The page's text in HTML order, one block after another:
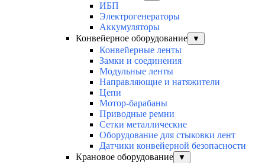
ИБП
Электрогенераторы
Аккумуляторы
Конвейерное оборудование
▼
Конвейерные ленты
Замки и соединения
Модульные ленты
Направляющие и натяжители
Цепи
Мотор-барабаны
Приводные ремни
Сетки металлические
Оборудование для стыковки лент
Датчики конвейерной безопасности
Крановое оборудование
▼